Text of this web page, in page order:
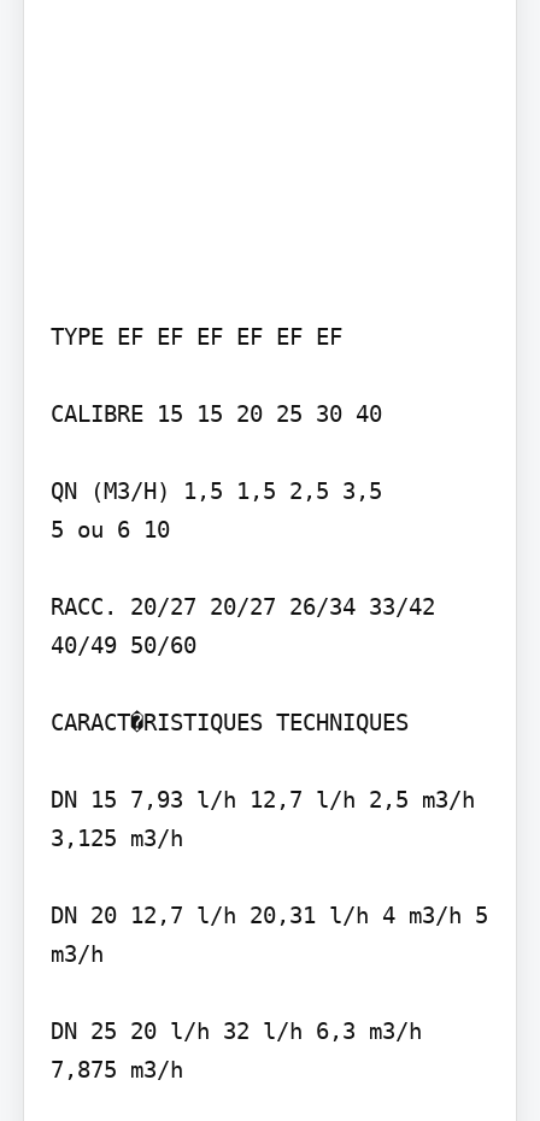
TYPE EF EF EF EF EF EF
CALIBRE 15 15 20 25 30 40
QN (M3/H) 1,5 1,5 2,5 3,5
5 ou 6 10
RACC. 20/27 20/27 26/34 33/42
40/49 50/60
CARACT�RISTIQUES TECHNIQUES
DN 15 7,93 l/h 12,7 l/h 2,5 m3/h
3,125 m3/h
DN 20 12,7 l/h 20,31 l/h 4 m3/h 5
m3/h
DN 25 20 l/h 32 l/h 6,3 m3/h
7,875 m3/h